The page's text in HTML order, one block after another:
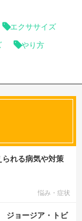
エクササイズ
やり方
れる病気や対策
悩み・症状
ジョージア・トビ